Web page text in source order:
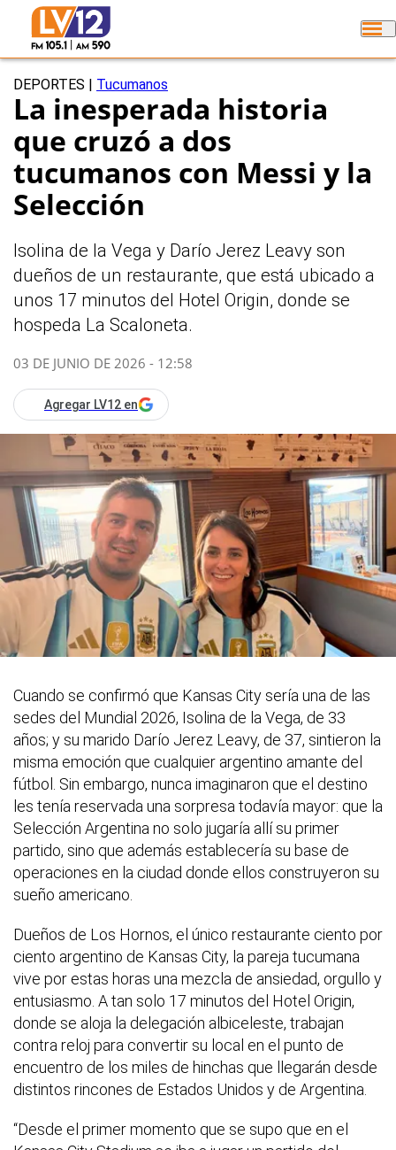
DEPORTES Tucumanos
La inesperada historia
que cruzó a dos
tucumanos con Messi y la
Selección
Isolina de la Vega y Darío Jerez Leavy son
dueños de un restaurante, que está ubicado a
unos 17 minutos del Hotel Origin, donde se
hospeda La Scaloneta.
03 DE JUNIO DE 2026 - 12:58
Agregar LV12 en
Cuando se confirmó que Kansas City sería una de las
sedes del Mundial 2026, Isolina de la Vega, de 33
años; y su marido Darío Jerez Leavy, de 37, sintieron la
misma emoción que cualquier argentino amante del
fútbol. Sin embargo, nunca imaginaron que el destino
les tenía reservada una sorpresa todavía mayor: que la
Selección Argentina no solo jugaría allí su primer
partido, sino que además establecería su base de
operaciones en la ciudad donde ellos construyeron su
sueño americano.
Dueños de Los Hornos, el único restaurante ciento por
ciento argentino de Kansas City, la pareja tucumana
vive por estas horas una mezcla de ansiedad, orgullo y
entusiasmo. A tan solo 17 minutos del Hotel Origin,
donde se aloja la delegación albiceleste, trabajan
contra reloj para convertir su local en el punto de
encuentro de los miles de hinchas que llegarán desde
distintos rincones de Estados Unidos y de Argentina.
“Desde el primer momento que se supo que en el